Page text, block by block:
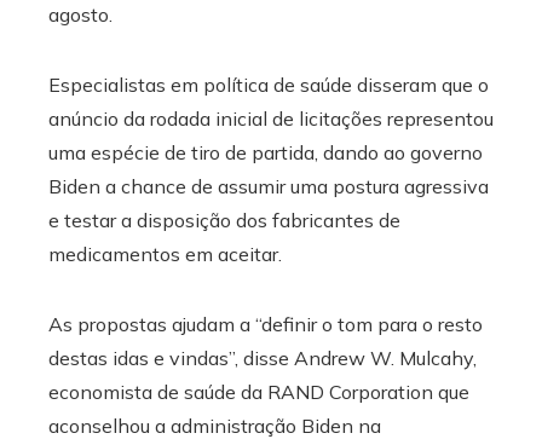
agosto.
Especialistas em política de saúde disseram que o
anúncio da rodada inicial de licitações representou
uma espécie de tiro de partida, dando ao governo
Biden a chance de assumir uma postura agressiva
e testar a disposição dos fabricantes de
medicamentos em aceitar.
As propostas ajudam a “definir o tom para o resto
destas idas e vindas”, disse Andrew W. Mulcahy,
economista de saúde da RAND Corporation que
aconselhou a administração Biden na